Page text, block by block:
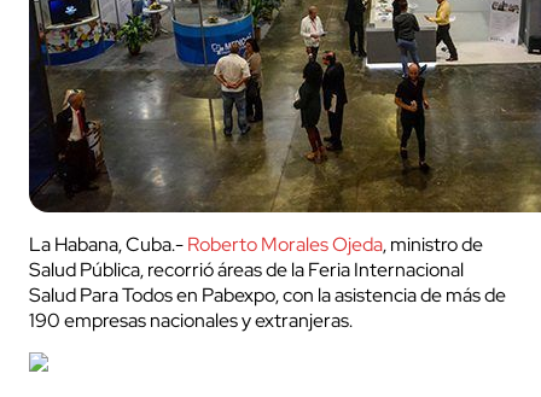
La Habana, Cuba.-Roberto Morales Ojeda, ministro de
Salud Pública, recorrió áreas de la Feria Internacional
Salud Para Todos en Pabexpo, con la asistencia de más de
190 empresas nacionales y extranjeras.